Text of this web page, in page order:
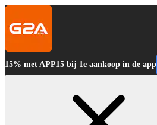
15% met APP15 bij 1e aankoop in de app